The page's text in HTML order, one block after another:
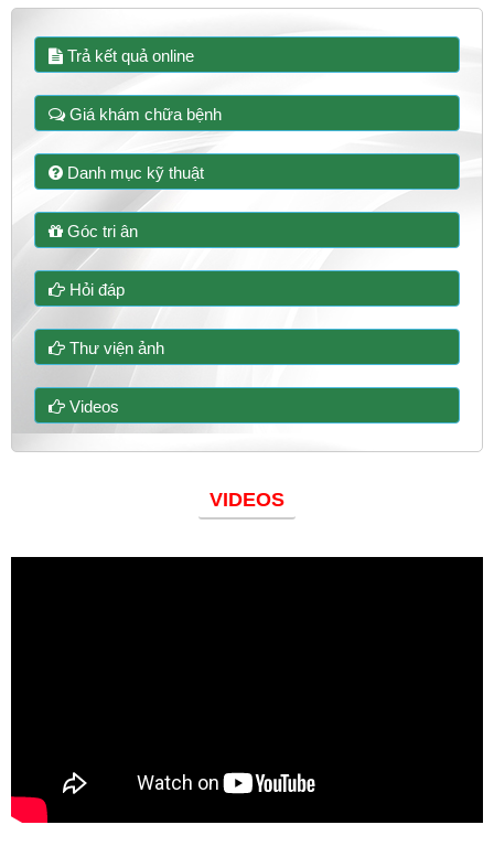
Trả kết quả online
Giá khám chữa bệnh
Danh mục kỹ thuật
Góc tri ân
Hỏi đáp
Thư viện ảnh
Videos
VIDEOS